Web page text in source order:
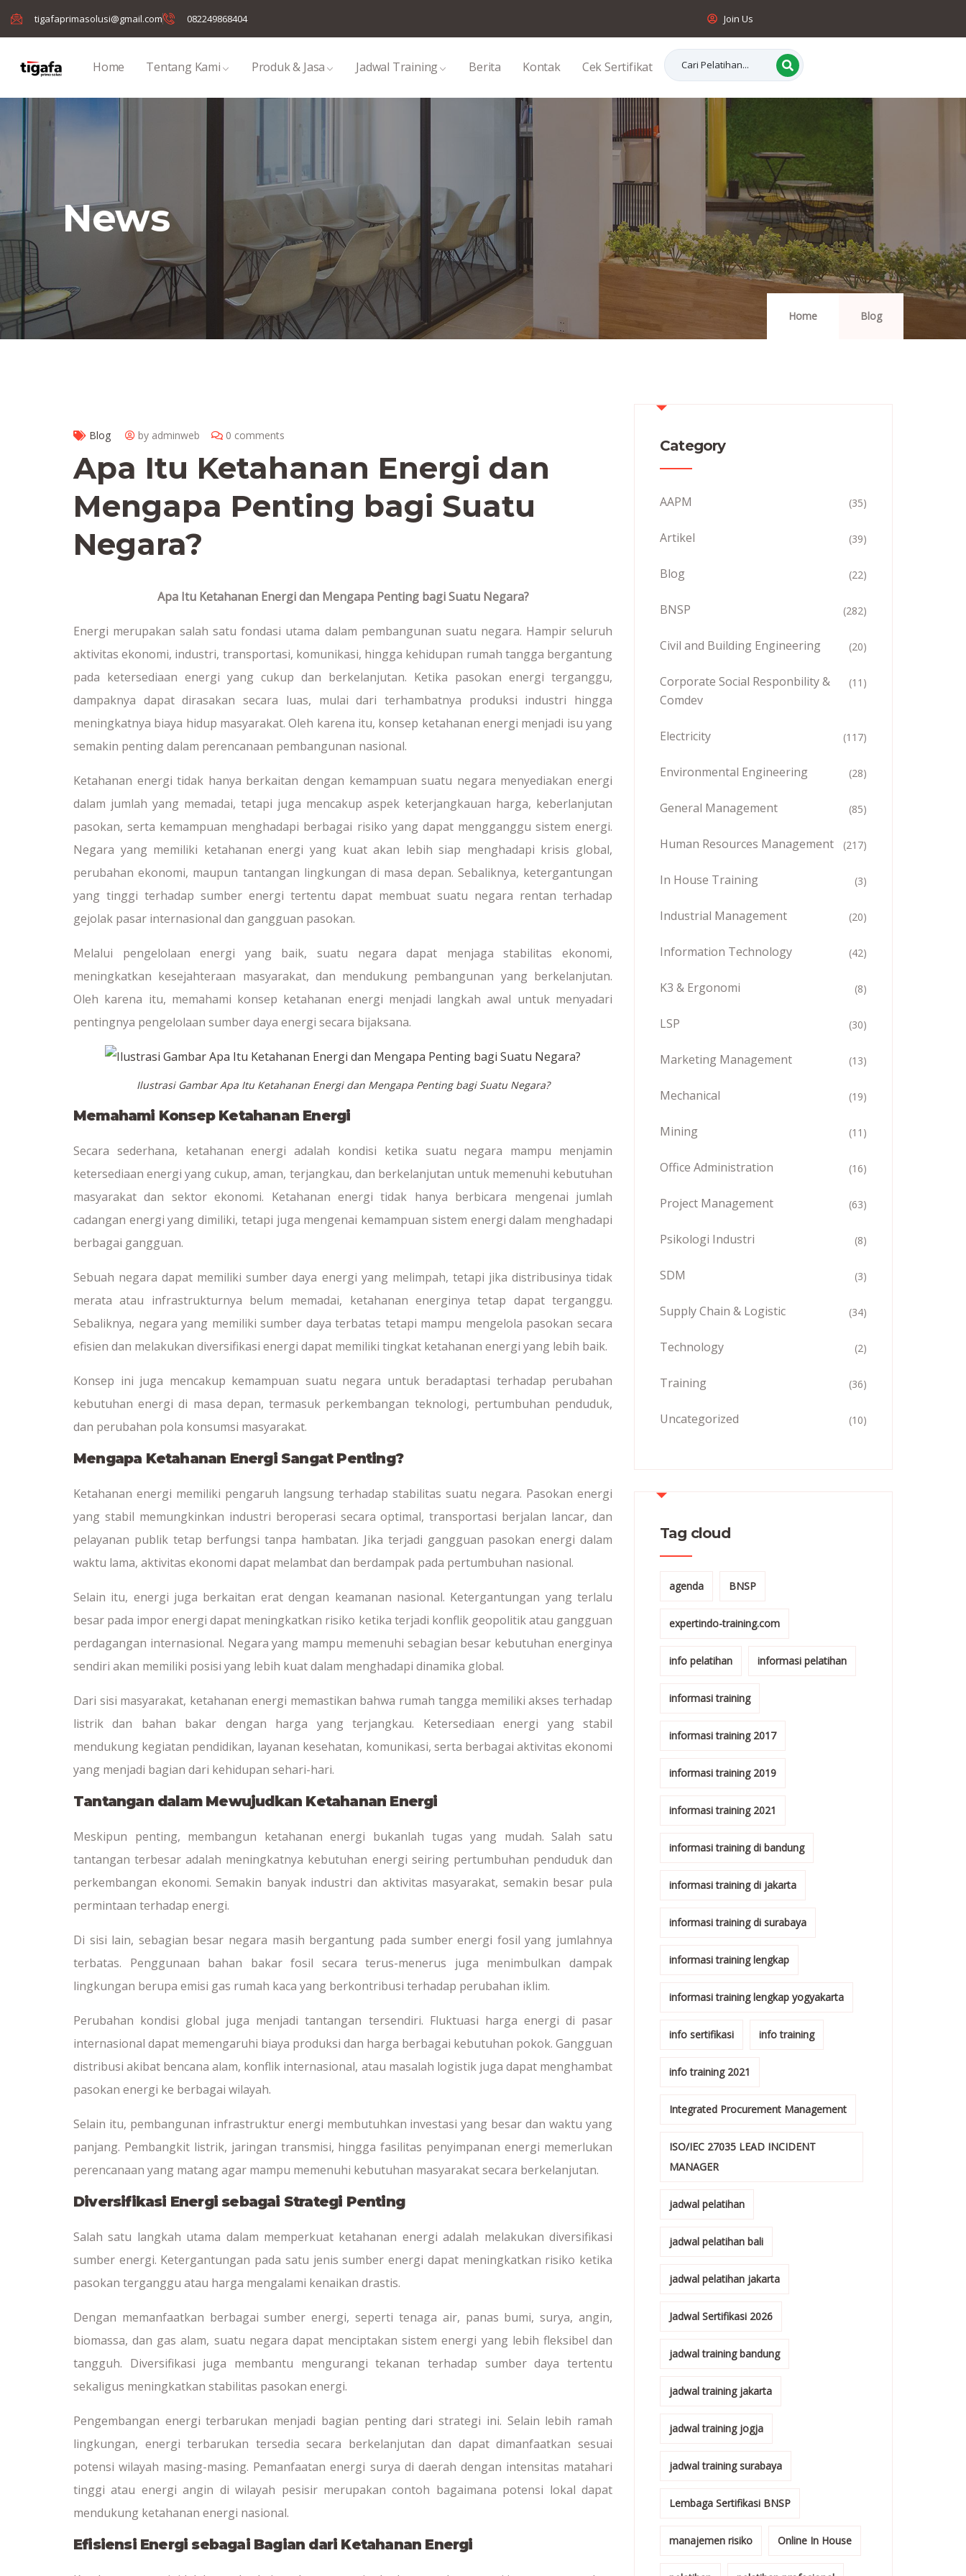
tigafaprimasolusi@gmail.com 082249868404 Join Us
Home Tentang Kami Produk & Jasa Jadwal Training Berita Kontak Cek Sertifikat
News
Home Blog
Blog by adminweb 0 comments
Apa Itu Ketahanan Energi dan
Mengapa Penting bagi Suatu
Negara?
Apa Itu Ketahanan Energi dan Mengapa Penting bagi Suatu Negara?
Energi merupakan salah satu fondasi utama dalam pembangunan suatu negara. Hampir seluruh
aktivitas ekonomi, industri, transportasi, komunikasi, hingga kehidupan rumah tangga bergantung
pada ketersediaan energi yang cukup dan berkelanjutan. Ketika pasokan energi terganggu,
dampaknya dapat dirasakan secara luas, mulai dari terhambatnya produksi industri hingga
meningkatnya biaya hidup masyarakat. Oleh karena itu, konsep ketahanan energi menjadi isu yang
semakin penting dalam perencanaan pembangunan nasional.
Ketahanan energi tidak hanya berkaitan dengan kemampuan suatu negara menyediakan energi
dalam jumlah yang memadai, tetapi juga mencakup aspek keterjangkauan harga, keberlanjutan
pasokan, serta kemampuan menghadapi berbagai risiko yang dapat mengganggu sistem energi.
Negara yang memiliki ketahanan energi yang kuat akan lebih siap menghadapi krisis global,
perubahan ekonomi, maupun tantangan lingkungan di masa depan. Sebaliknya, ketergantungan
yang tinggi terhadap sumber energi tertentu dapat membuat suatu negara rentan terhadap
gejolak pasar internasional dan gangguan pasokan.
Melalui pengelolaan energi yang baik, suatu negara dapat menjaga stabilitas ekonomi,
meningkatkan kesejahteraan masyarakat, dan mendukung pembangunan yang berkelanjutan.
Oleh karena itu, memahami konsep ketahanan energi menjadi langkah awal untuk menyadari
pentingnya pengelolaan sumber daya energi secara bijaksana.
Ilustrasi Gambar Apa Itu Ketahanan Energi dan Mengapa Penting bagi Suatu Negara?
Memahami Konsep Ketahanan Energi
Secara sederhana, ketahanan energi adalah kondisi ketika suatu negara mampu menjamin
ketersediaan energi yang cukup, aman, terjangkau, dan berkelanjutan untuk memenuhi kebutuhan
masyarakat dan sektor ekonomi. Ketahanan energi tidak hanya berbicara mengenai jumlah
cadangan energi yang dimiliki, tetapi juga mengenai kemampuan sistem energi dalam menghadapi
berbagai gangguan.
Sebuah negara dapat memiliki sumber daya energi yang melimpah, tetapi jika distribusinya tidak
merata atau infrastrukturnya belum memadai, ketahanan energinya tetap dapat terganggu.
Sebaliknya, negara yang memiliki sumber daya terbatas tetapi mampu mengelola pasokan secara
efisien dan melakukan diversifikasi energi dapat memiliki tingkat ketahanan energi yang lebih baik.
Konsep ini juga mencakup kemampuan suatu negara untuk beradaptasi terhadap perubahan
kebutuhan energi di masa depan, termasuk perkembangan teknologi, pertumbuhan penduduk,
dan perubahan pola konsumsi masyarakat.
Mengapa Ketahanan Energi Sangat Penting?
Ketahanan energi memiliki pengaruh langsung terhadap stabilitas suatu negara. Pasokan energi
yang stabil memungkinkan industri beroperasi secara optimal, transportasi berjalan lancar, dan
pelayanan publik tetap berfungsi tanpa hambatan. Jika terjadi gangguan pasokan energi dalam
waktu lama, aktivitas ekonomi dapat melambat dan berdampak pada pertumbuhan nasional.
Selain itu, energi juga berkaitan erat dengan keamanan nasional. Ketergantungan yang terlalu
besar pada impor energi dapat meningkatkan risiko ketika terjadi konflik geopolitik atau gangguan
perdagangan internasional. Negara yang mampu memenuhi sebagian besar kebutuhan energinya
sendiri akan memiliki posisi yang lebih kuat dalam menghadapi dinamika global.
Dari sisi masyarakat, ketahanan energi memastikan bahwa rumah tangga memiliki akses terhadap
listrik dan bahan bakar dengan harga yang terjangkau. Ketersediaan energi yang stabil
mendukung kegiatan pendidikan, layanan kesehatan, komunikasi, serta berbagai aktivitas ekonomi
yang menjadi bagian dari kehidupan sehari-hari.
Tantangan dalam Mewujudkan Ketahanan Energi
Meskipun penting, membangun ketahanan energi bukanlah tugas yang mudah. Salah satu
tantangan terbesar adalah meningkatnya kebutuhan energi seiring pertumbuhan penduduk dan
perkembangan ekonomi. Semakin banyak industri dan aktivitas masyarakat, semakin besar pula
permintaan terhadap energi.
Di sisi lain, sebagian besar negara masih bergantung pada sumber energi fosil yang jumlahnya
terbatas. Penggunaan bahan bakar fosil secara terus-menerus juga menimbulkan dampak
lingkungan berupa emisi gas rumah kaca yang berkontribusi terhadap perubahan iklim.
Perubahan kondisi global juga menjadi tantangan tersendiri. Fluktuasi harga energi di pasar
internasional dapat memengaruhi biaya produksi dan harga berbagai kebutuhan pokok. Gangguan
distribusi akibat bencana alam, konflik internasional, atau masalah logistik juga dapat menghambat
pasokan energi ke berbagai wilayah.
Selain itu, pembangunan infrastruktur energi membutuhkan investasi yang besar dan waktu yang
panjang. Pembangkit listrik, jaringan transmisi, hingga fasilitas penyimpanan energi memerlukan
perencanaan yang matang agar mampu memenuhi kebutuhan masyarakat secara berkelanjutan.
Diversifikasi Energi sebagai Strategi Penting
Salah satu langkah utama dalam memperkuat ketahanan energi adalah melakukan diversifikasi
sumber energi. Ketergantungan pada satu jenis sumber energi dapat meningkatkan risiko ketika
pasokan terganggu atau harga mengalami kenaikan drastis.
Dengan memanfaatkan berbagai sumber energi, seperti tenaga air, panas bumi, surya, angin,
biomassa, dan gas alam, suatu negara dapat menciptakan sistem energi yang lebih fleksibel dan
tangguh. Diversifikasi juga membantu mengurangi tekanan terhadap sumber daya tertentu
sekaligus meningkatkan stabilitas pasokan energi.
Pengembangan energi terbarukan menjadi bagian penting dari strategi ini. Selain lebih ramah
lingkungan, energi terbarukan tersedia secara berkelanjutan dan dapat dimanfaatkan sesuai
potensi wilayah masing-masing. Pemanfaatan energi surya di daerah dengan intensitas matahari
tinggi atau energi angin di wilayah pesisir merupakan contoh bagaimana potensi lokal dapat
mendukung ketahanan energi nasional.
Efisiensi Energi sebagai Bagian dari Ketahanan Energi
Category
AAPM (35)
Artikel (39)
Blog (22)
BNSP (282)
Civil and Building Engineering (20)
Corporate Social Responbility &
Comdev
(11)
Electricity (117)
Environmental Engineering (28)
General Management (85)
Human Resources Management (217)
In House Training (3)
Industrial Management (20)
Information Technology (42)
K3 & Ergonomi (8)
LSP (30)
Marketing Management (13)
Mechanical (19)
Mining (11)
Office Administration (16)
Project Management (63)
Psikologi Industri (8)
SDM (3)
Supply Chain & Logistic (34)
Technology (2)
Training (36)
Uncategorized (10)
Tag cloud
agenda BNSP
expertindo-training.com
info pelatihan informasi pelatihan
informasi training
informasi training 2017
informasi training 2019
informasi training 2021
informasi training di bandung
informasi training di jakarta
informasi training di surabaya
informasi training lengkap
informasi training lengkap yogyakarta
info sertifikasi info training
info training 2021
Integrated Procurement Management
ISO/IEC 27035 LEAD INCIDENT
MANAGER
jadwal pelatihan
jadwal pelatihan bali
jadwal pelatihan jakarta
Jadwal Sertifikasi 2026
jadwal training bandung
jadwal training jakarta
jadwal training jogja
jadwal training surabaya
Lembaga Sertifikasi BNSP
manajemen risiko Online In House